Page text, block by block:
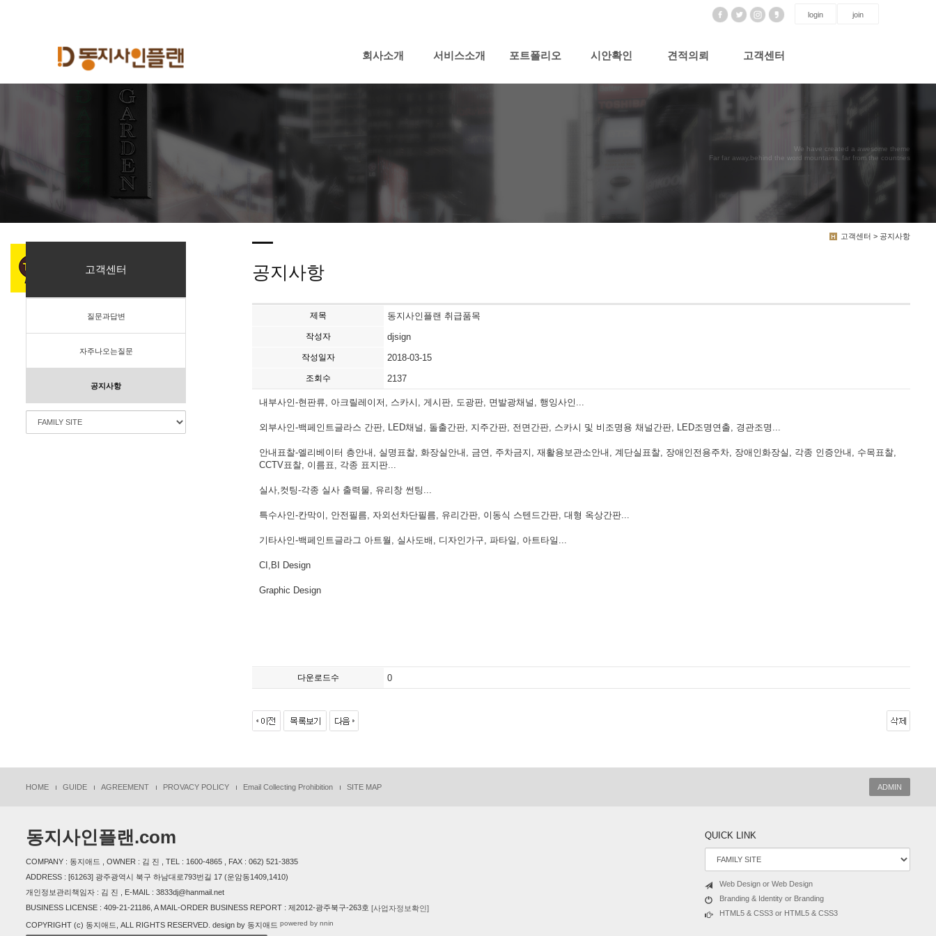
login join
회사소개 서비스소개 포트폴리오 시안확인 견적의뢰 고객센터
We have created a awesome theme
Far far away,behind the word mountains, far from the countries
고객센터 > 공지사항
고객센터
질문과답변
자주나오는질문
공지사항
공지사항
제목 동지사인플랜 취급품목
작성자 djsign
작성일자 2018-03-15
조회수 2137
내부사인-현판류, 아크릴레이저, 스카시, 게시판, 도광판, 면발광채널, 행잉사인...
외부사인-백페인트글라스 간판, LED채널, 돌출간판, 지주간판, 전면간판, 스카시 및 비조명용 채널간판, LED조명연출, 경관조명...
안내표찰-엘리베이터 층안내, 실명표찰, 화장실안내, 금연, 주차금지, 재활용보관소안내, 계단실표찰, 장애인전용주차, 장애인화장실, 각종 인증안내, 수목표찰,
CCTV표찰, 이름표, 각종 표지판...
실사,컷팅-각종 실사 출력물, 유리창 썬팅...
특수사인-칸막이, 안전필름, 자외선차단필름, 유리간판, 이동식 스텐드간판, 대형 옥상간판...
기타사인-백페인트글라그 아트월, 실사도배, 디자인가구, 파타일, 아트타일...
CI,BI Design
Graphic Design
다운로드수 0
HOME GUIDE AGREEMENT PROVACY POLICY Email Collecting Prohibition SITE MAP ADMIN
동지사인플랜.com
COMPANY : 동지애드 , OWNER : 김 진 , TEL : 1600-4865 , FAX : 062) 521-3835
ADDRESS : [61263] 광주광역시 북구 하남대로793번길 17 (운암동1409,1410)
개인정보관리책임자 : 김 진 , E-MAIL : 3833dj@hanmail.net
BUSINESS LICENSE : 409-21-21186, A MAIL-ORDER BUSINESS REPORT : 제2012-광주북구-263호 [사업자정보확인]
COPYRIGHT (c) 동지애드, ALL RIGHTS RESERVED. design by 동지애드 powered by nnin
QUICK LINK
Web Design or Web Design
Branding & Identity or Branding
HTML5 & CSS3 or HTML5 & CSS3